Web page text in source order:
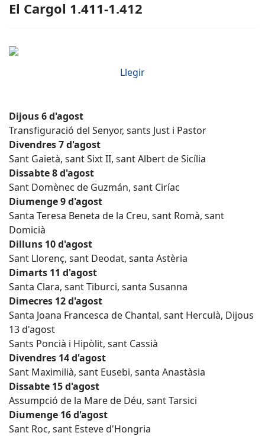
El Cargol 1.411-1.412
Llegir
Dijous 6 d'agost
Transfiguració del Senyor, sants Just i Pastor
Divendres 7 d'agost
Sant Gaietà, sant Sixt II, sant Albert de Sicília
Dissabte 8 d'agost
Sant Domènec de Guzmán, sant Ciríac
Diumenge 9 d'agost
Santa Teresa Beneta de la Creu, sant Romà, sant
Domicià
Dilluns 10 d'agost
Sant Llorenç, sant Deodat, santa Astèria
Dimarts 11 d'agost
Santa Clara, sant Tiburci, santa Susanna
Dimecres 12 d'agost
Santa Joana Francesca de Chantal, sant Herculà, Dijous
13 d'agost
Sants Poncià i Hipòlit, sant Cassià
Divendres 14 d'agost
Sant Maximilià, sant Eusebi, santa Anastàsia
Dissabte 15 d'agost
Assumpció de la Mare de Déu, sant Tarsici
Diumenge 16 d'agost
Sant Roc, sant Esteve d'Hongria